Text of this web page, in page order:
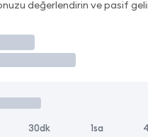
değerlendirin ve pasif
30dk 1sa